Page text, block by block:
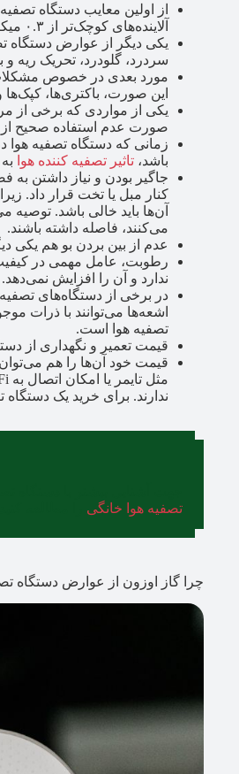
آلاینده‌های کوچک‌تر از ۰.۳ میکرون در هوا باقی می‌مانند.
یکی دیگر از عوارض دستگاه
سردرد، گلودرد، تحریک ریه
مورد بعدی در خصوص مشکلات
این صورت، باکتری‌ها، کپک‌ها
یکی از مواردی که برخی از
صورت عدم استفاده صحیح از
زمانی که دستگاه تصفیه هوا
باشد، تاثیر تصفیه کننده هوا
جاگیر بودن و نیاز داشتن
کنار مبل یا تخت قرار داد.
می‌کنند، فاصله داشته باشند.
عدم از بین بردن بو هم یکی
رطوبت، عامل مهمی در
ندارد و آن را افزایش نمی‌دهد.
اشعه‌ها می‌توانند با ذرات
تصفیه هوا است.
قیمت تعمیر و نگهداری از
قیمت خود آن‌ها را هم
ندارند. برای خرید یک دستگاه تصفیه هوا
تصفیه هوا خانگی
چرا گاز اوزون از عوارض دستگاه